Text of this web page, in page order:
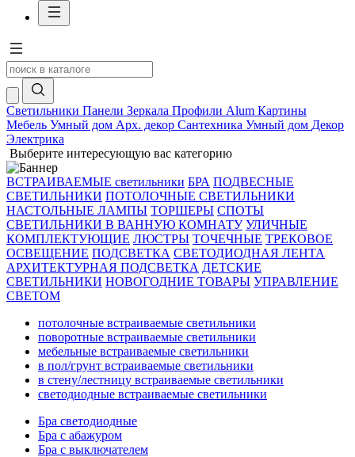
Светильники Панели Зеркала Профили Alum Картины
Мебель Умный дом Арх. декор Сантехника Умный дом Декор
Электрика
Выберите интересующую вас категорию
ВСТРАИВАЕМЫЕ светильники БРА ПОДВЕСНЫЕ
СВЕТИЛЬНИКИ ПОТОЛОЧНЫЕ СВЕТИЛЬНИКИ
НАСТОЛЬНЫЕ ЛАМПЫ ТОРШЕРЫ СПОТЫ
СВЕТИЛЬНИКИ В ВАННУЮ КОМНАТУ УЛИЧНЫЕ
КОМПЛЕКТУЮЩИЕ ЛЮСТРЫ ТОЧЕЧНЫЕ ТРЕКОВОЕ
ОСВЕЩЕНИЕ ПОДСВЕТКА СВЕТОДИОДНАЯ ЛЕНТА
АРХИТЕКТУРНАЯ ПОДСВЕТКА ДЕТСКИЕ
СВЕТИЛЬНИКИ НОВОГОДНИЕ ТОВАРЫ УПРАВЛЕНИЕ
СВЕТОМ
потолочные встраиваемые светильники
поворотные встраиваемые светильники
мебельные встраиваемые светильники
в пол/грунт встраиваемые светильники
в стену/лестницу встраиваемые светильники
светодиодные встраиваемые светильники
Бра светодиодные
Бра с абажуром
Бра с выключателем